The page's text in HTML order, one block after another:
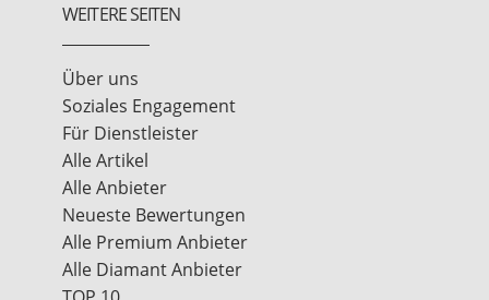
WEITERE SEITEN
Über uns
Soziales Engagement
Für Dienstleister
Alle Artikel
Alle Anbieter
Neueste Bewertungen
Alle Premium Anbieter
Alle Diamant Anbieter